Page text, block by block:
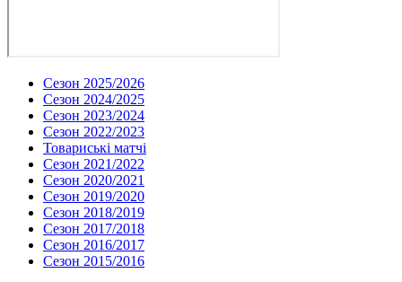
Сезон 2025/2026
Сезон 2024/2025
Сезон 2023/2024
Сезон 2022/2023
Товариські матчі
Сезон 2021/2022
Сезон 2020/2021
Сезон 2019/2020
Сезон 2018/2019
Сезон 2017/2018
Сезон 2016/2017
Сезон 2015/2016